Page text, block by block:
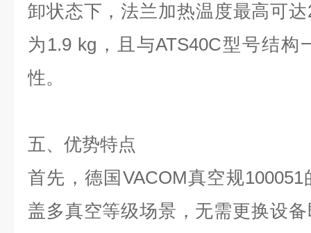
卸状态下，法兰加热温度最高可达
为 1.9 kg ，且与ATS40C型号结构
性。
五、优势特点
首先，德国 VACOM真空规100051
盖多真空等级场景，无需更换设